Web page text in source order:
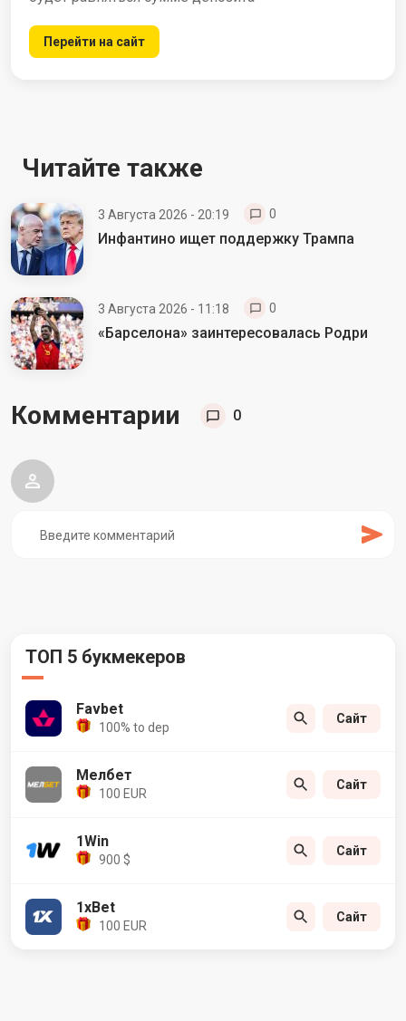
Перейти на сайт
Читайте также
3 Августа 2026 - 20:19 0
Инфантино ищет поддержку Трампа
3 Августа 2026 - 11:18 0
«Барселона» заинтересовалась Родри
Комментарии 0
ТОП 5 букмекеров
Favbet
100% to dep
Сайт
Мелбет
100 EUR
Сайт
1Win
900 $
Сайт
1xBet
100 EUR
Сайт